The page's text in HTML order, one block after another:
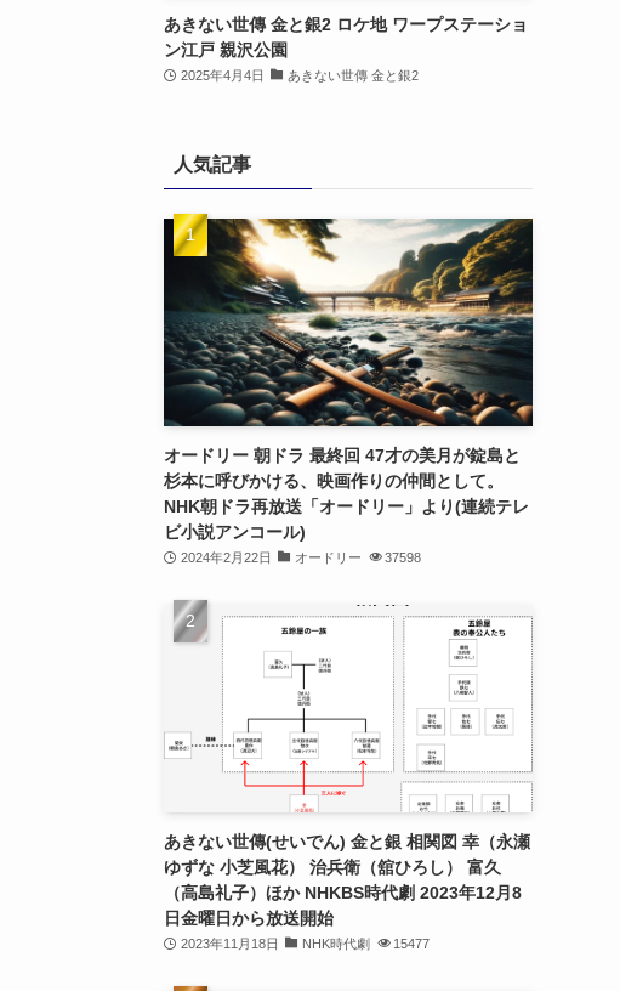
あきない世傳 金と銀2 ロケ地 ワープステーショ
ン江戸 親沢公園
2025年4月4日 あきない世傳 金と銀2
人気記事
オードリー 朝ドラ 最終回 47才の美月が錠島と
杉本に呼びかける、映画作りの仲間として。
NHK朝ドラ再放送「オードリー」より(連続テレ
ビ小説アンコール)
2024年2月22日 オードリー 37598
あきない世傳(せいでん) 金と銀 相関図 幸（永瀬
ゆずな 小芝風花） 治兵衛（舘ひろし） 富久
（高島礼子）ほか NHKBS時代劇 2023年12月8
日金曜日から放送開始
2023年11月18日 NHK時代劇 15477